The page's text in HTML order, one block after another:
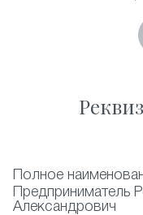
Полное
Предприниматель
Александрович